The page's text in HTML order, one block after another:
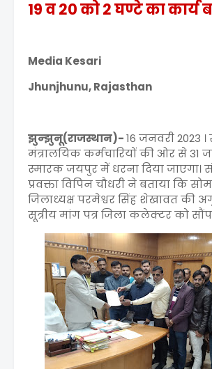
19 व 20 को 2 घण्टे का कार्य
Media Kesari
Jhunjhunu, Rajasthan
झुन्झुनू(राजस्थान)-16 जनवरी 2023 ।
मंत्रालयिक कर्मचारियों की ओर से 31
स्मारक जयपुर में धरना दिया
प्रवक्ता विपिन चौधरी ने बताया कि
जिलाध्यक्ष परमेश्वर सिंह शेखावत की
सूत्रीय मांग पत्र जिला कलेक्टर को